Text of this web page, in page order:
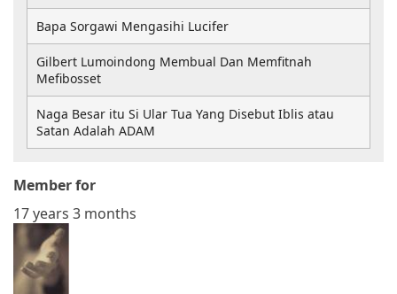
Member for
17 years 3 months
Bapa Sorgawi Mengasihi Lucifer
Gilbert Lumoindong Membual Dan Memfitnah
Mefibosset
Naga Besar itu Si Ular Tua Yang Disebut Iblis atau
Satan Adalah ADAM